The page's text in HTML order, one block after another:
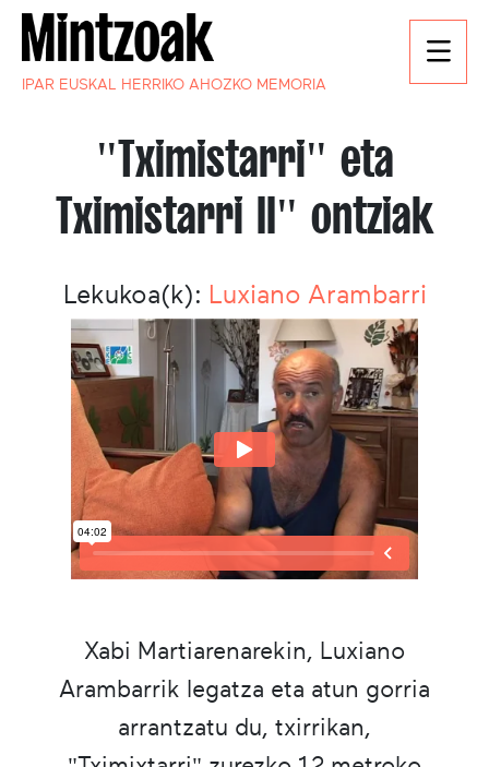
IPAR EUSKAL HERRIKO AHOZKO MEMORIA
"Tximistarri" eta
Tximistarri II" ontziak
Lekukoa(k): Luxiano Arambarri
Xabi Martiarenarekin, Luxiano
Arambarrik legatza eta atun gorria
arrantzatu du, txirrikan,